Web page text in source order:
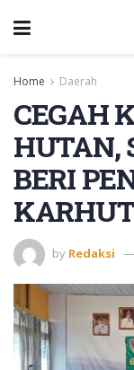
Home Daerah
CEGAH
HUTAN,
BERI
by Redaksi